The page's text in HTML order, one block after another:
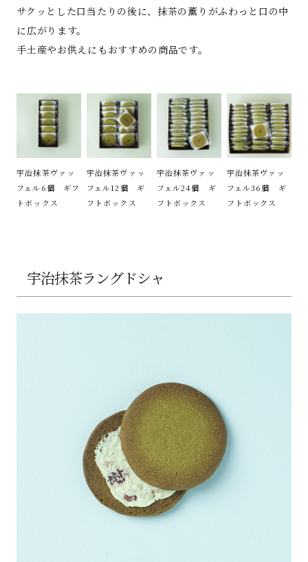
サクッとした口当たりの後に、抹茶の薫りがふわっと口の中
に広がります。
手土産やお供えにもおすすめの商品です。
宇治抹茶ヴァッ
フェル6個 ギフ
トボックス
宇治抹茶ヴァッ
フェル12個 ギ
フトボックス
宇治抹茶ヴァッ
フェル24個 ギ
フトボックス
宇治抹茶ヴァッ
フェル36個 ギ
フトボックス
宇治抹茶ラングドシャ